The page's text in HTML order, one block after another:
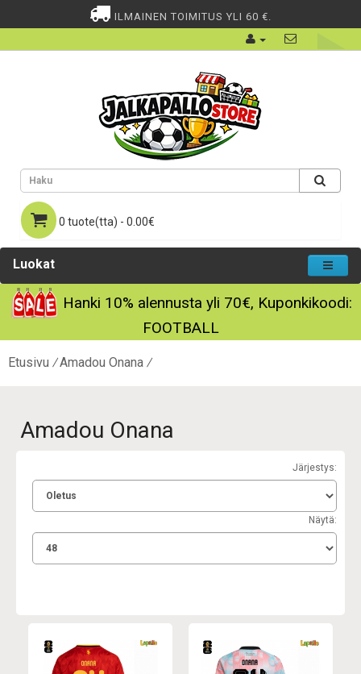
ILMAINEN TOIMITUS YLI 60 €.
0 tuote(tta) - 0.00€
Luokat
Hanki 10% alennusta yli 70€, Kuponkikoodi:
FOOTBALL
Etusivu Amadou Onana
Amadou Onana
Järjestys:
Näytä: